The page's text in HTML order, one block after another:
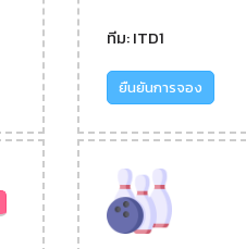
ทีม: ITD1
ยืนยันการจอง